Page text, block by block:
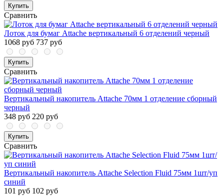
Купить
Сравнить
Лоток для бумаг Attache вертикальный 6 отделений черный
1068 руб 737 руб
Купить
Сравнить
Вертикальный накопитель Attache 70мм 1 отделение сборный
черный
348 руб 220 руб
Купить
Сравнить
Вертикальный накопитель Attache Selection Fluid 75мм 1шт/уп
синий
101 руб 102 руб